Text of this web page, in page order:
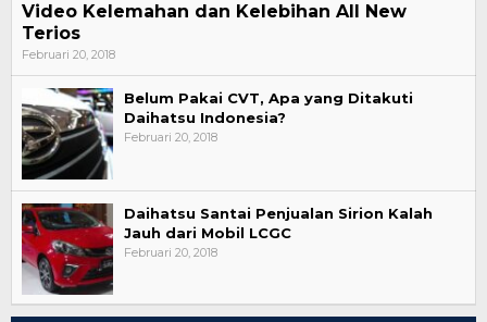
Video Kelemahan dan Kelebihan All New
Terios
Februari 20, 2018
Belum Pakai CVT, Apa yang Ditakuti
Daihatsu Indonesia?
Februari 20, 2018
Daihatsu Santai Penjualan Sirion Kalah
Jauh dari Mobil LCGC
Februari 20, 2018